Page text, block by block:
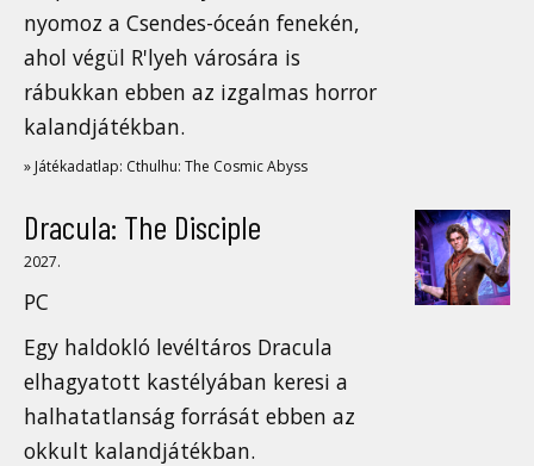
nyomoz a Csendes-óceán fenekén,
ahol végül R'lyeh városára is
rábukkan ebben az izgalmas horror
kalandjátékban.
» Játékadatlap: Cthulhu: The Cosmic Abyss
Dracula: The Disciple
2027.
PC
Egy haldokló levéltáros Dracula
elhagyatott kastélyában keresi a
halhatatlanság forrását ebben az
okkult kalandjátékban.